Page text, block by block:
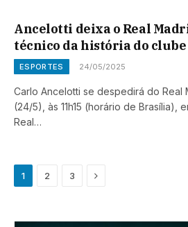
Ancelotti deixa o Real
técnico da história do clube
ESPORTES 24/05/2025
Carlo Ancelotti se despedirá do Real
(24/5), às 11h15 (horário de Brasília),
Real…
1 2 3 Next